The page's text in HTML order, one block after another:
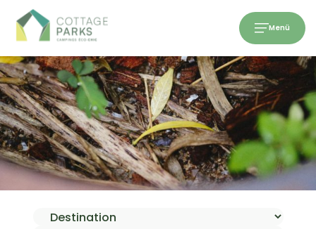
Menü